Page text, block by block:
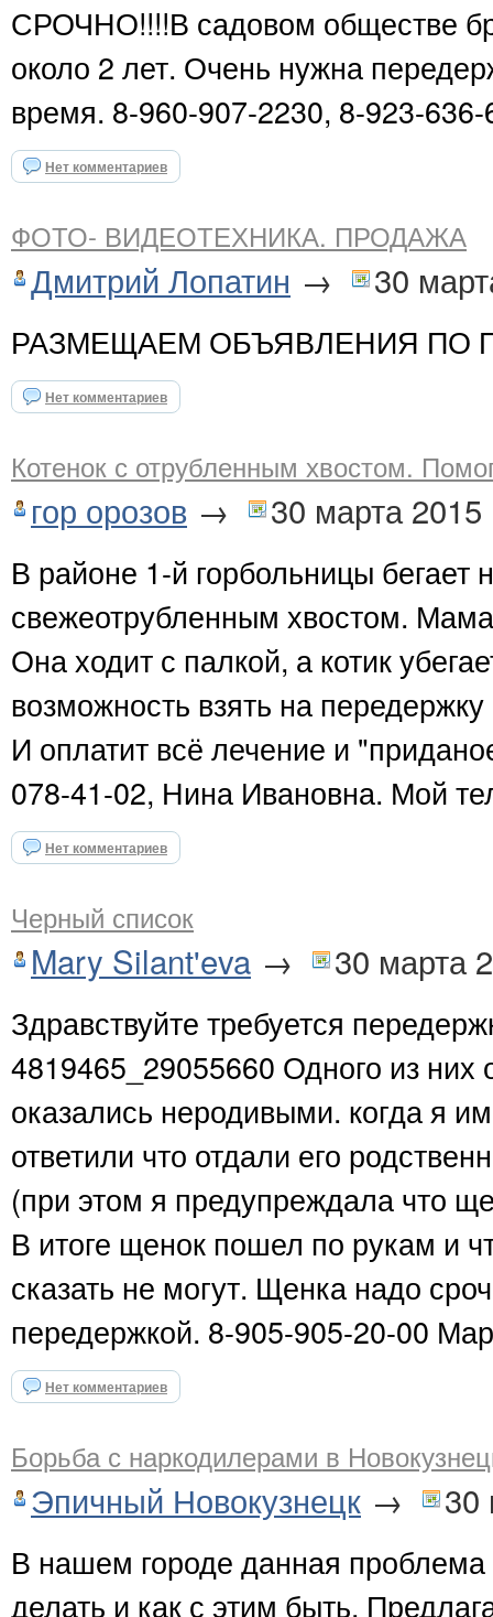
СРОЧНО!!!!В садовом обществе
около 2 лет. Очень нужна
время. 8-960-907-2230, 8-923-
Нет комментариев
ФОТО- ВИДЕОТЕХНИКА. ПРОДАЖА
Дмитрий Лопатин → 30
РАЗМЕЩАЕМ ОБЪЯВЛЕНИЯ ПО
Нет комментариев
Котенок с отрубленным хвостом.
гор орозов → 30 марта 2015
В районе 1-й горбольницы бегает
свежеотрубленным хвостом.
Она ходит с палкой, а котик
возможность взять на
И оплатит всё лечение и
078-41-02, Нина Ивановна. Мой
Нет комментариев
Черный список
Mary Silant'eva → 30 марта
Здравствуйте требуется
4819465_29055660 Одного из
оказались неродивыми. когда я
ответили что отдали его
(при этом я предупреждала что
В итоге щенок пошел по рукам и
сказать не могут. Щенка надо
передержкой. 8-905-905-20-00
Нет комментариев
Борьба с наркодилерами в
Эпичный Новокузнецк → 30
В нашем городе данная
делать и как с этим быть.